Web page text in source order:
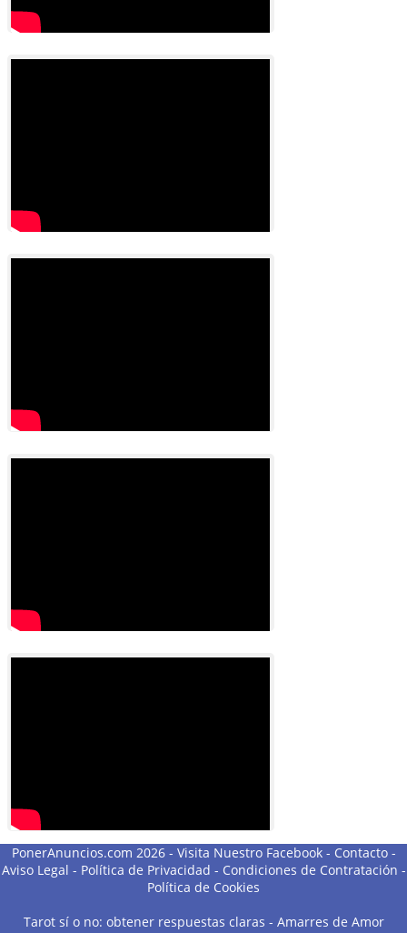
PonerAnuncios.com 2026 - Visita Nuestro Facebook- Contacto-
Aviso Legal - Política de Privacidad - Condiciones de Contratación -
Política de Cookies
Tarot sí o no: obtener respuestas claras - Amarres de Amor